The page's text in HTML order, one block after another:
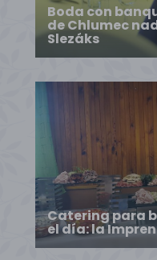
Boda con
de Chlumec
Slezáks
Catering para
el día: la